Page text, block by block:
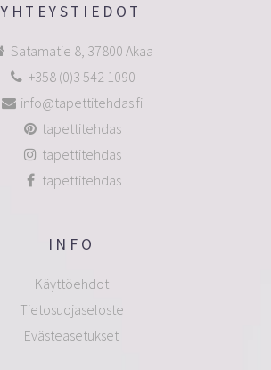
YHTEYSTIEDOT
Satamatie 8, 37800 Akaa
+358 (0)3 542 1090
info@tapettitehdas.fi
tapettitehdas
tapettitehdas
tapettitehdas
INFO
Käyttöehdot
Tietosuojaseloste
Evästeasetukset